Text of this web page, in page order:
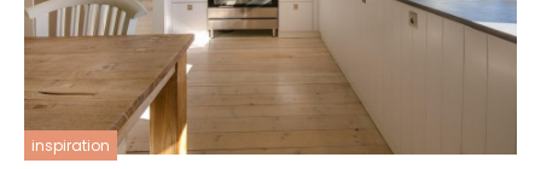
inspiration